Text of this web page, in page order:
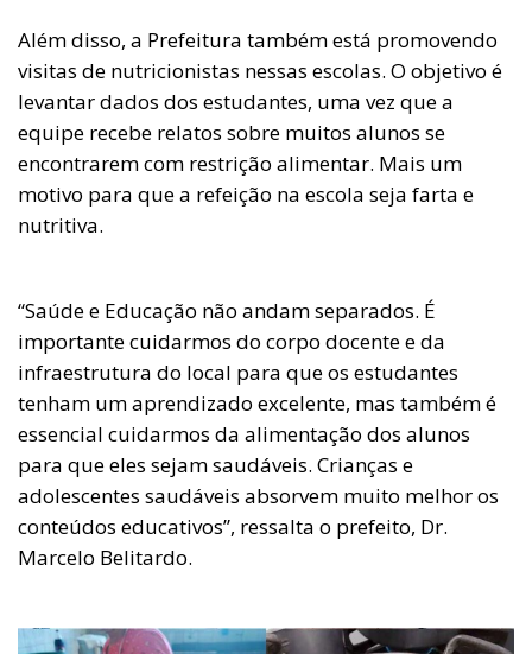
Além disso, a Prefeitura também está promovendo
visitas de nutricionistas nessas escolas. O objetivo é
levantar dados dos estudantes, uma vez que a
equipe recebe relatos sobre muitos alunos se
encontrarem com restrição alimentar. Mais um
motivo para que a refeição na escola seja farta e
nutritiva.
“Saúde e Educação não andam separados. É
importante cuidarmos do corpo docente e da
infraestrutura do local para que os estudantes
tenham um aprendizado excelente, mas também é
essencial cuidarmos da alimentação dos alunos
para que eles sejam saudáveis. Crianças e
adolescentes saudáveis absorvem muito melhor os
conteúdos educativos”, ressalta o prefeito, Dr.
Marcelo Belitardo.